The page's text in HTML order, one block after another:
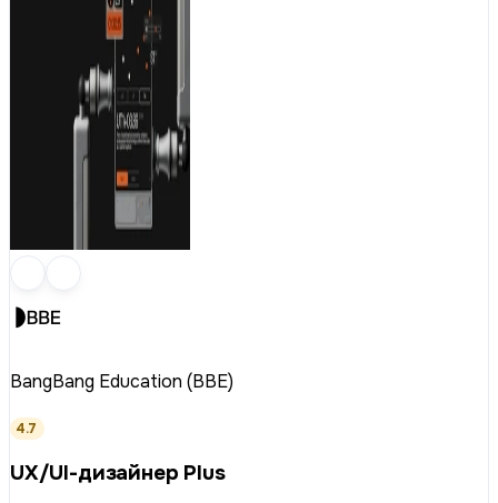
BangBang Education (BBE)
4.7
UX/UI-дизайнер Plus